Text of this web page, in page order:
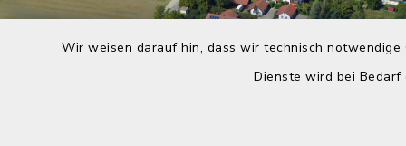
Wir weisen darauf hin, dass wir technisch
Dienste wird bei